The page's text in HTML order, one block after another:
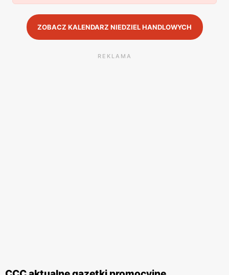
ZOBACZ KALENDARZ NIEDZIEL HANDLOWYCH
REKLAMA